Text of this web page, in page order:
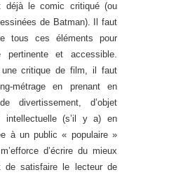
déjà le comic critiqué (ou
de Batman). Il faut
tous ces éléments pour
pertinente et accessible.
une critique de film, il faut
métrage en prenant en
divertissement, d’objet
intellectuelle (s’il y a) en
à un public « populaire »
d’écrire du mieux
de satisfaire le lecteur de